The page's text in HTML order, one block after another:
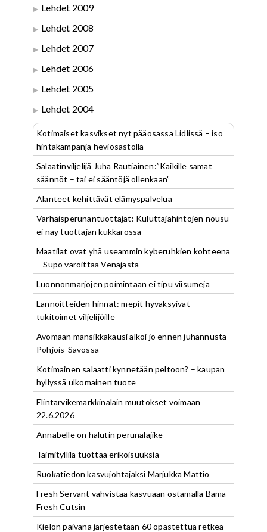
Lehdet 2009
Lehdet 2008
Lehdet 2007
Lehdet 2006
Lehdet 2005
Lehdet 2004
Kotimaiset kasvikset nyt pääosassa Lidlissä – iso
hintakampanja heviosastolla
Salaatinviljelijä Juha Rautiainen:”Kaikille samat
säännöt – tai ei sääntöjä ollenkaan”
Alanteet kehittävät elämyspalvelua
Varhaisperunantuottajat: Kuluttajahintojen nousu
ei näy tuottajan kukkarossa
Maatilat ovat yhä useammin kyberuhkien kohteena
– Supo varoittaa Venäjästä
Luonnonmarjojen poimintaan ei tipu viisumeja
Lannoitteiden hinnat: mepit hyväksyivät
tukitoimet viljelijöille
Avomaan mansikkakausi alkoi jo ennen juhannusta
Pohjois-Savossa
Kotimainen salaatti kynnetään peltoon? – kaupan
hyllyssä ulkomainen tuote
Elintarvikemarkkinalain muutokset voimaan
22.6.2026
Annabelle on halutin perunalajike
Taimityllilä tuottaa erikoisuuksia
Ruokatiedon kasvujohtajaksi Marjukka Mattio
Fresh Servant vahvistaa kasvuaan ostamalla Bama
Fresh Cutsin
Kielon päivänä järjestetään 60 opastettua retkeä